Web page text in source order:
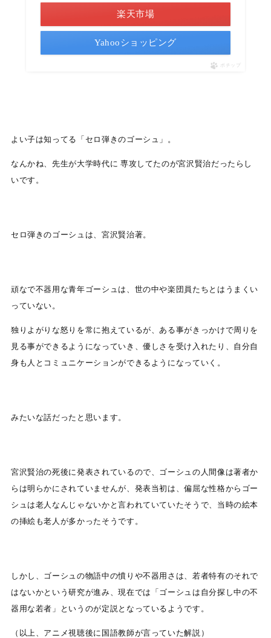
楽天市場
Yahooショッピング
ポチップ
よい子は知ってる「セロ弾きのゴーシュ」。
なんかね、先生が大学時代に 専攻してたのが宮沢賢治だったらし
いです。
セロ弾きのゴーシュは、宮沢賢治著。
頑なで不器用な青年ゴーシュは、世の中や楽団員たちとはうまくい
っていない。
独りよがりな怒りを常に抱えているが、ある事がきっかけで周りを
見る事ができるようになっていき、優しさを受け入れたり、自分自
身も人とコミュニケーションができるようになっていく。
みたいな話だったと思います。
宮沢賢治の死後に発表されているので、ゴーシュの人間像は著者か
らは明らかにされていませんが、発表当初は、偏屈な性格からゴー
シュは老人なんじゃないかと言われていていたそうで、当時の絵本
の挿絵も老人が多かったそうです。
しかし、ゴーシュの物語中の憤りや不器用さは、若者特有のそれで
はないかという研究が進み、現在では「ゴーシュは自分探し中の不
器用な若者」というのが定説となっているようです。
（以上、アニメ視聴後に国語教師が言っていた解説）